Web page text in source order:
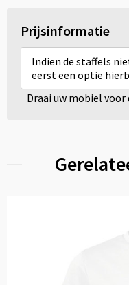
Prijsinformatie
Indien de staffels
eerst een optie
Draai uw mobiel